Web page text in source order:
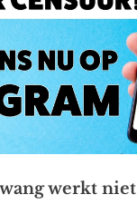
werkt niet